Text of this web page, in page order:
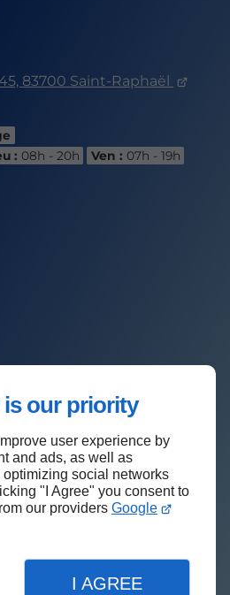
our priority
user experience by
and ads, as well as
social networks
"I Agree" you consent to
our providers Google
I AGREE
83700 Saint-Raphaël
: 08h - 20h Ven : 07h - 19h
de page